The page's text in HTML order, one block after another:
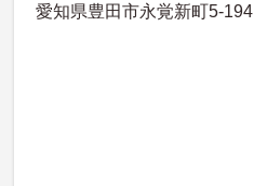
愛知県豊田市永覚新町5-194